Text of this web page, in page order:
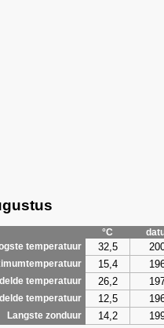
°C
temperatuur
32,5
15,4
temperatuur 26,2
temperatuur 12,5
Langste zonduur 14,2